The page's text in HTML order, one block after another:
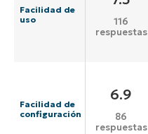
Facilidad de
uso
116
respuestas
Facilidad de
configuración
6.9
86
respuestas